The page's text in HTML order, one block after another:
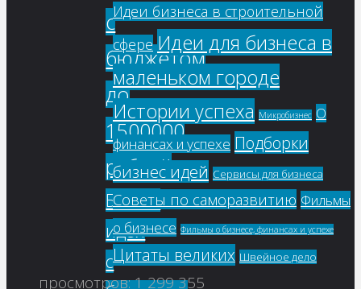
с
бюджетом
до
1500000
рублей
Бизнес
идеи
с
Идеи бизнеса в строительной
сфере Идеи для бизнеса в
маленьком городе
Истории успеха Микробизнес О
финансах и успехе Подборки
бизнес идей Сервисы для бизнеса
Советы по саморазвитию Фильмы
о бизнесе Фильмы о бизнесе, финансах и успехе
Цитаты великих Швейное дело
просмотров:1 299 355